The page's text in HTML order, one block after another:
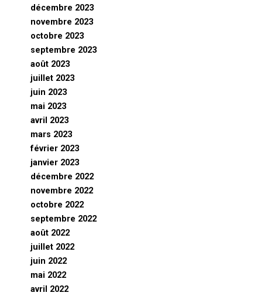
décembre 2023
novembre 2023
octobre 2023
septembre 2023
août 2023
juillet 2023
juin 2023
mai 2023
avril 2023
mars 2023
février 2023
janvier 2023
décembre 2022
novembre 2022
octobre 2022
septembre 2022
août 2022
juillet 2022
juin 2022
mai 2022
avril 2022